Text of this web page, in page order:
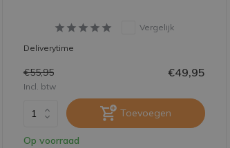
Vergelijk
Deliverytime
€55,95 €49,95
Incl. btw
Toevoegen
Op voorraad